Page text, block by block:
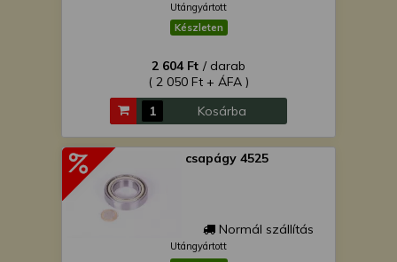
Utángyártott
Készleten
2 604 Ft / darab
( 2 050 Ft + ÁFA )
Kosárba
csapágy 4525
Normál szállítás
Utángyártott